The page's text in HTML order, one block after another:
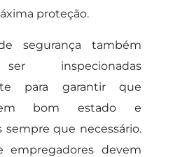
proteção.
segurança também
inspecionadas
para garantir que
bom estado e
sempre que necessário.
empregadores devem